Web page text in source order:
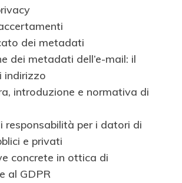
dei metadati
dei metadati dell’e-mail: il
indirizzo
introduzione e normativa di
responsabilità per i datori di
e privati
concrete in ottica di
al GDPR